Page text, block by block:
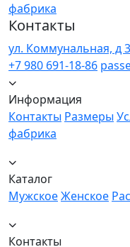
фабрика
Контакты
ул. Коммунальная, д
+7 980 691-18-86
Информация
Контакты Размеры
фабрика
Каталог
МужскоеЖенское
Контакты